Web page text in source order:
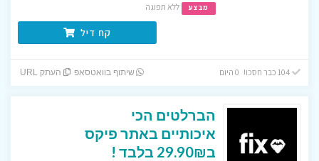
מבצע ללא תפוגה
קח דיל
104 כבר חסכו! 0 היום שיתוף בוואטסאפ העתק URL
הברלטים הכי
איכותיים באתר פיקס
ב29.90₪ בלבד !